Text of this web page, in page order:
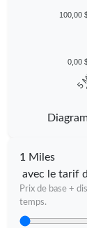
100,00
0,00
5
1 Miles
avec le tarif
Prix de base +
temps.